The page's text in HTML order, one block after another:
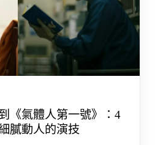
《氣體人第一號》：4
膩動人的演技